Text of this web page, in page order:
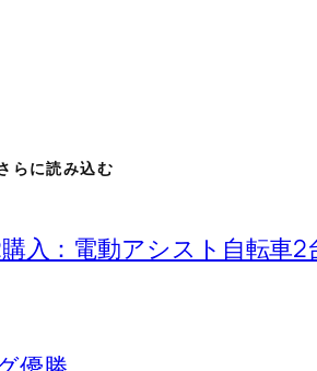
らに読み込む
入：電動アシスト自転車2